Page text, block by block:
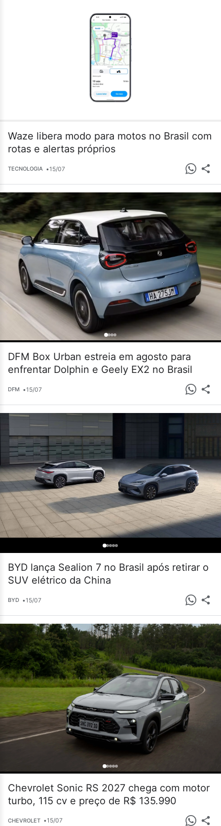
Waze libera modo para motos no Brasil com
rotas e alertas próprios
TECNOLOGIA •15/07
DFM Box Urban estreia em agosto para
enfrentar Dolphin e Geely EX2 no Brasil
DFM •15/07
BYD lança Sealion 7 no Brasil após retirar o
SUV elétrico da China
BYD •15/07
Chevrolet Sonic RS 2027 chega com motor
turbo, 115 cv e preço de R$ 135.990
CHEVROLET •15/07